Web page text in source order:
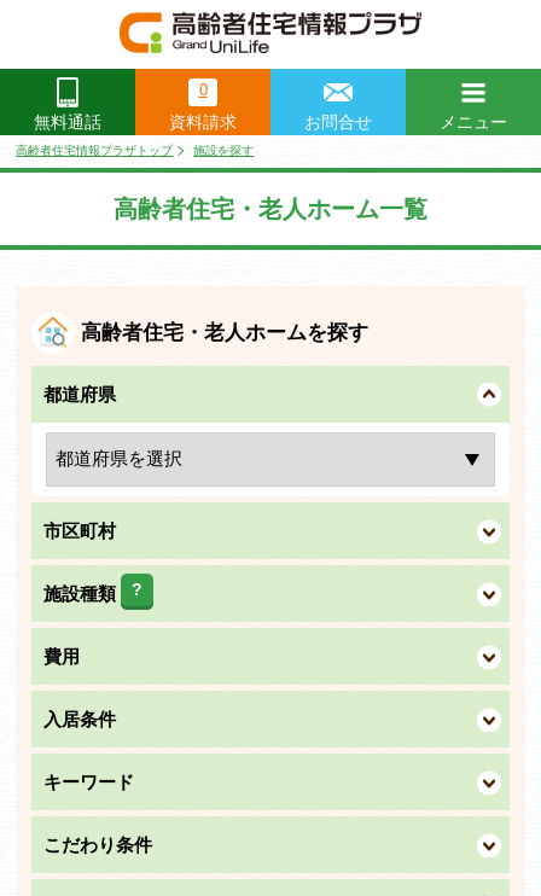
無料通話
0
資料請求 お問合せ
メニュー
高齢者住宅情報プラザトップ 施設を探す
高齢者住宅・老人ホーム一覧
高齢者住宅・老人ホームを探す
都道府県
市区町村
施設種類 ?
費用
入居条件
キーワード
こだわり条件